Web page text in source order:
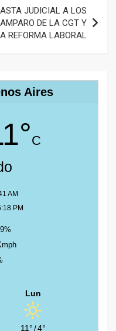
JUDICIAL A LOS
DE LA CGT Y
REFORMA LABORAL
Aires
C
AM
PM
Lun
11°/4°